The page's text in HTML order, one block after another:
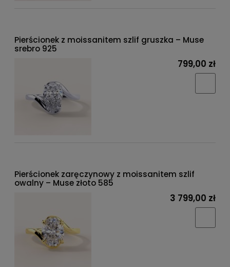
Pierścionek z moissanitem szlif gruszka – Muse
srebro 925
799,00 zł
Pierścionek zaręczynowy z moissanitem szlif
owalny – Muse złoto 585
3 799,00 zł